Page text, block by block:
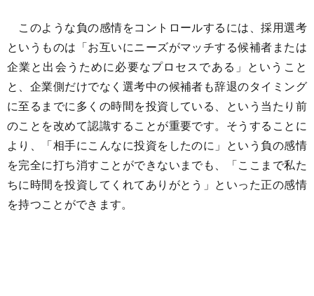
このような負の感情をコントロールするには、採用選考
というものは「お互いにニーズがマッチする候補者または
企業と出会うために必要なプロセスである」ということ
と、企業側だけでなく選考中の候補者も辞退のタイミング
に至るまでに多くの時間を投資している、という当たり前
のことを改めて認識することが重要です。そうすることに
より、「相手にこんなに投資をしたのに」という負の感情
を完全に打ち消すことができないまでも、「ここまで私た
ちに時間を投資してくれてありがとう」といった正の感情
を持つことができます。